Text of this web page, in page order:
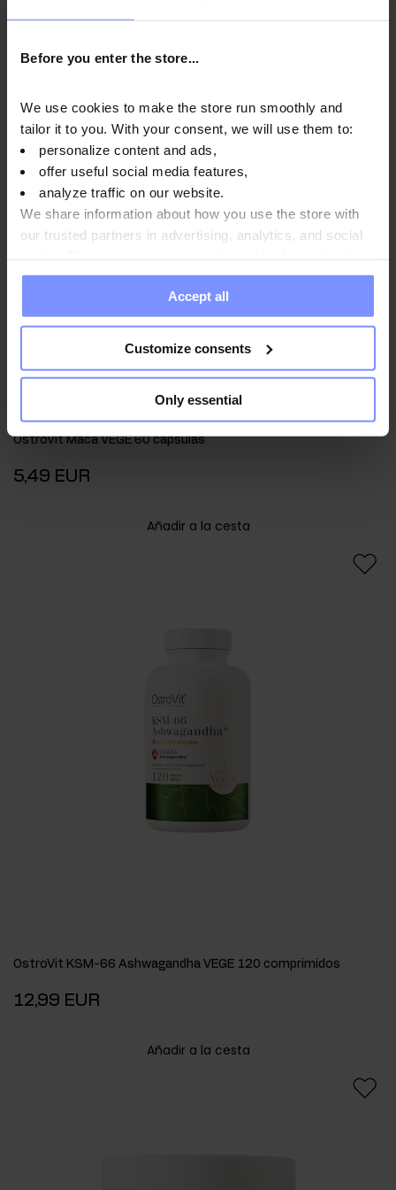
Before you enter the store...
We use cookies to make the store run smoothly and
tailor it to you. With your consent, we will use them to:
personalize content and ads,
offer useful social media features,
analyze traffic on our website.
We share information about how you use the store with
our trusted partners in advertising, analytics, and social
information you have provided to them or that they have
collected when you use their services. Do you agree?
Accept all
Customize consents
Only essential
4.8
OstroVit Maca VEGE 60 cápsulas
5,49 EUR
Añadir a la cesta
OstroVit KSM-66 Ashwagandha VEGE 120 comprimidos
12,99 EUR
Añadir a la cesta